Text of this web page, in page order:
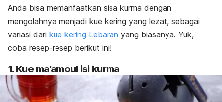
Anda bisa memanfaatkan sisa kurma dengan
mengolahnya menjadi kue kering yang lezat, sebagai
variasi dari kue kering Lebaran yang biasanya. Yuk,
coba resep-resep berikut ini!
1. Kue ma’amoul isi kurma